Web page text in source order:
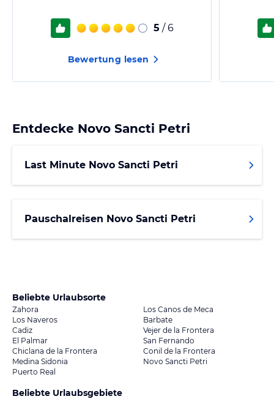
5 / 6
Bewertung lesen
Entdecke Novo Sancti Petri
Last Minute Novo Sancti Petri
Pauschalreisen Novo Sancti Petri
Beliebte Urlaubsorte
Zahora
Los Canos de Meca
Los Naveros
Barbate
Cadiz
Vejer de la Frontera
El Palmar
San Fernando
Chiclana de la Frontera
Conil de la Frontera
Medina Sidonia
Novo Sancti Petri
Puerto Real
Beliebte Urlaubsgebiete